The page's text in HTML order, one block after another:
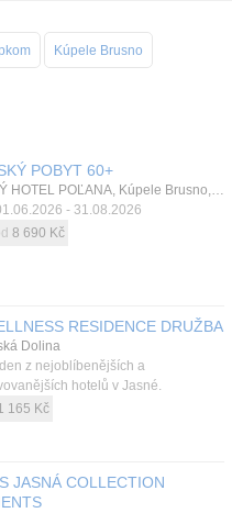
Kúpele Brusno
POBYT 60+
LÁZEŇSKÝ HOTEL POĽANA, Kúpele Brusno, Nízké Tatry, Slovensko
- 31.08.2026
8 690 Kč
RESIDENCE DRUŽBA
Dolina
z nejoblíbenějších a
hotelů v Jasné.
165 Kč
JASNÁ COLLECTION